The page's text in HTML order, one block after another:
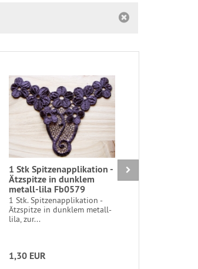
1 Stk Spitzenapplikation -
Ätzspitze in dunklem
metall-lila Fb0579
1 Stk. Spitzenapplikation -
Ätzspitze in dunklem metall-
lila, zur...
1,30 EUR